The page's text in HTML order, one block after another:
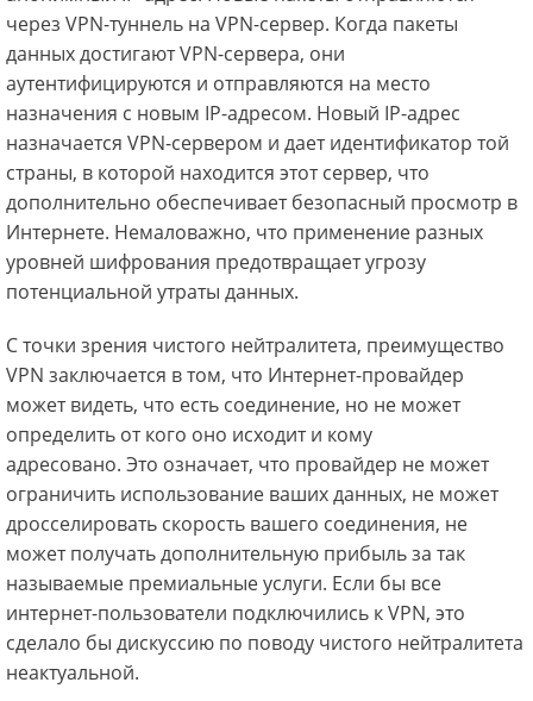
через VPN-туннель на VPN-сервер. Когда пакеты
данных достигают VPN-сервера, они
аутентифицируются и отправляются на место
назначения с новым IP-адресом. Новый IP-адрес
назначается VPN-сервером и дает идентификатор той
страны, в которой находится этот сервер, что
дополнительно обеспечивает безопасный просмотр в
Интернете. Немаловажно, что применение разных
уровней шифрования предотвращает угрозу
потенциальной утраты данных.
С точки зрения чистого нейтралитета, преимущество
VPN заключается в том, что Интернет-провайдер
может видеть, что есть соединение, но не может
определить от кого оно исходит и кому
адресовано. Это означает, что провайдер не может
ограничить использование ваших данных, не может
дросселировать скорость вашего соединения, не
может получать дополнительную прибыль за так
называемые премиальные услуги. Если бы все
интернет-пользователи подключились к VPN, это
сделало бы дискуссию по поводу чистого нейтралитета
неактуальной.